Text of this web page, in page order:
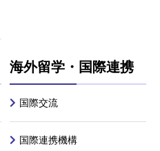
海外留学・国際連携
国際交流
国際連携機構